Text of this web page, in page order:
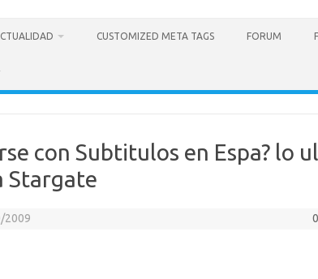
CUSTOMIZED META TAGS FORUM
con Subtitulos en Espa? lo
Stargate
2009